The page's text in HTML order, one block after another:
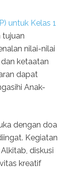
untuk Kelas 1
nilai-nilai
dan ketaatan
dapat
Anak-
dengan doa
Kegiatan
diskusi
kreatif